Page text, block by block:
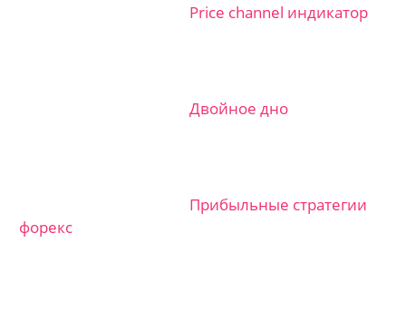
Price channel индикатор
Двойное дно
Прибыльные стратегии
форекс